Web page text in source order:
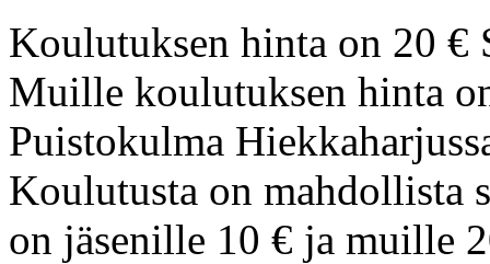
Koulutuksen hinta on 20
Muille koulutuksen hinta
Puistokulma
Koulutusta on mahdollista
on jäsenille 10 € ja muille